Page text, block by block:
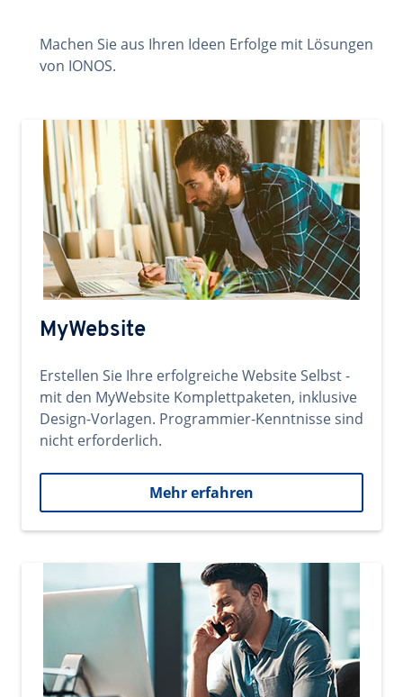
Machen Sie aus Ihren Ideen Erfolge mit Lösungen
von IONOS.
MyWebsite
Erstellen Sie Ihre erfolgreiche Website Selbst -
mit den MyWebsite Komplettpaketen, inklusive
Design-Vorlagen. Programmier-Kenntnisse sind
nicht erforderlich.
Mehr erfahren